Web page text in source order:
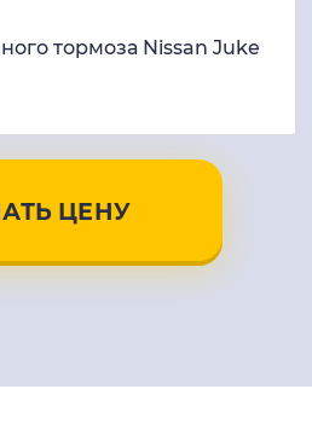
тормоза Nissan Juke
ЦЕНУ